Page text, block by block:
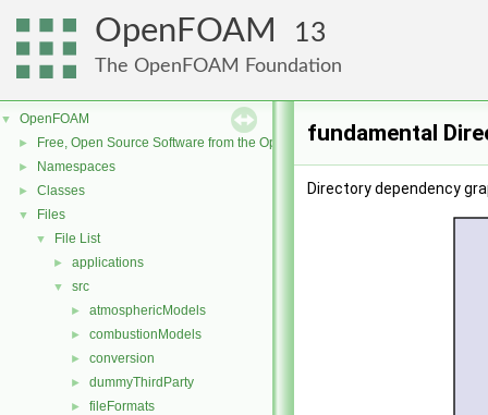
OpenFOAM 13
The OpenFOAM Foundation
▼ OpenFOAM
► Free, Open Source Software from the OpenFOAM Foundation
► Namespaces
► Classes
▼ Files
▼ File List
► applications
▼ src
► atmosphericModels
► combustionModels
► conversion
► dummyThirdParty
► fileFormats
fundamental
Directory dependency